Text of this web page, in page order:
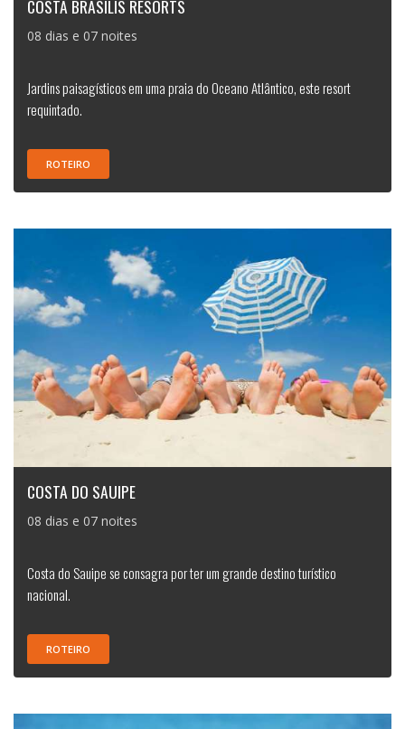
COSTA BRASILIS RESORTS
08 dias e 07 noites
Jardins paisagísticos em uma praia do Oceano Atlântico, este resort
requintado.
ROTEIRO
COSTA DO SAUIPE
08 dias e 07 noites
Costa do Sauipe se consagra por ter um grande destino turístico
nacional.
ROTEIRO